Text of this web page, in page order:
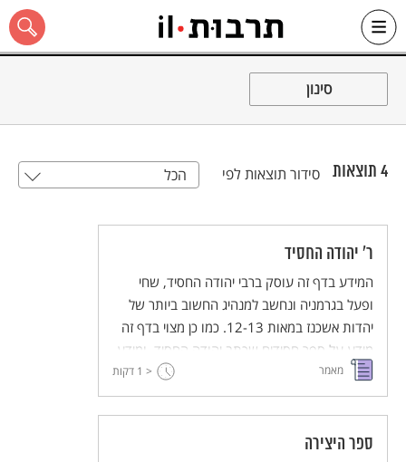
Skip
כל האתר
סינון
4 תוצאות סידור תוצאות לפי הכל
ר' יהודה החסיד
המידע בדף זה עוסק ברבי יהודה החסיד, שחי
ופעל בגרמניה ונחשב למנהיג החשוב ביותר של
יהדות אשכנז במאות 12-13. כמו כן מצוי בדף זה
מידע על ספר חסידים שכתב יהודה החסיד, ומידע
על חסידי אשכנז.
מאמר < 1 דקות
ספר היצירה